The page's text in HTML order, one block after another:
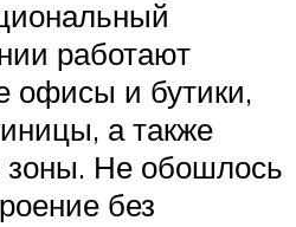
работают
офисы и бутики,
а также
Не обошлось
без